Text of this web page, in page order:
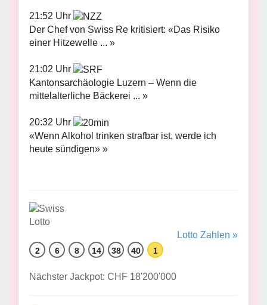
21:52 Uhr
Der Chef von Swiss Re kritisiert: «Das Risiko
einer Hitzewelle ... »
21:02 Uhr
Kantonsarchäologie Luzern – Wenn die
mittelalterliche Bäckerei ... »
20:32 Uhr
«Wenn Alkohol trinken strafbar ist, werde ich
heute sündigen» »
Lotto Zahlen »
2 6 8 14 38 40 1
Nächster Jackpot: CHF 18'200'000